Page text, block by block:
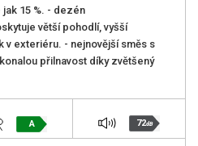
15 %. - dezén
větší pohodlí, vyšší
v exteriéru. - nejnovější směs s
přilnavost díky zvětšený
A 72dB